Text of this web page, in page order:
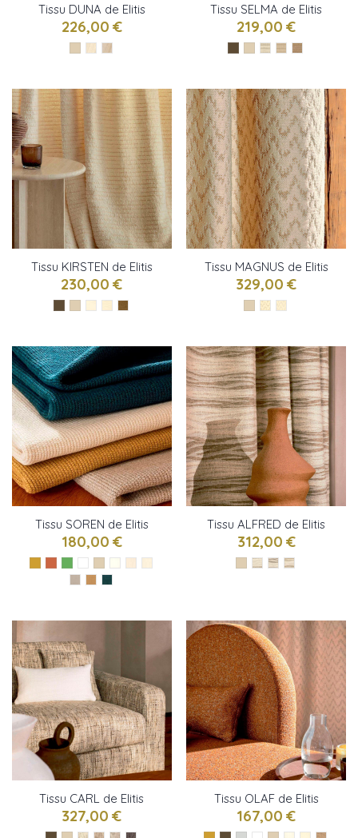
Tissu DUNA de Elitis
226,00 €
Tissu SELMA de Elitis
219,00 €
Tissu KIRSTEN de Elitis
230,00 €
Tissu MAGNUS de Elitis
329,00 €
Tissu SOREN de Elitis
180,00 €
Tissu ALFRED de Elitis
312,00 €
Tissu CARL de Elitis
327,00 €
Tissu OLAF de Elitis
167,00 €